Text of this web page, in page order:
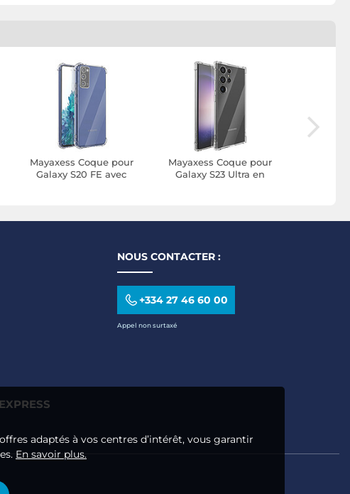
adaptés à vos centres d’intérêt, vous garantir
En savoir plus.
Mayaxess Coque pour
Galaxy S20 FE avec
Mayaxess Coque pour
Galaxy S23 Ultra en
NOUS CONTACTER :
+334 27 46 60 00
Appel non surtaxé